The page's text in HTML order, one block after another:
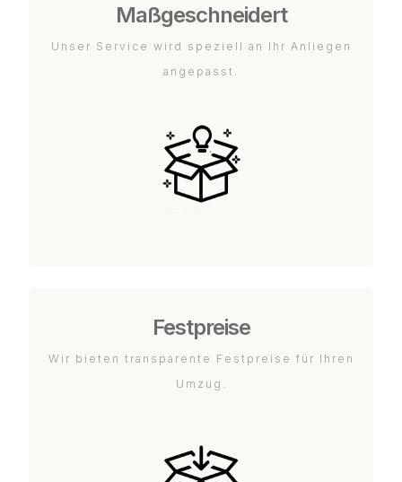
Maßgeschneidert
Unser Service wird speziell an Ihr Anliegen
angepasst.
Festpreise
Wir bieten transparente Festpreise für Ihren
Umzug.